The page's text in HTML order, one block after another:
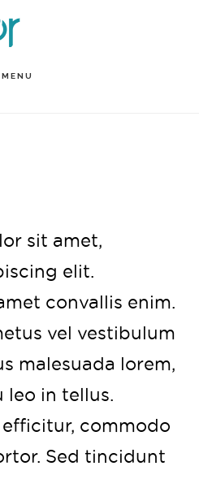
MENU
sit amet,
elit.
convallis enim.
vel vestibulum
malesuada lorem,
leo in tellus.
commodo
Sed tincidunt